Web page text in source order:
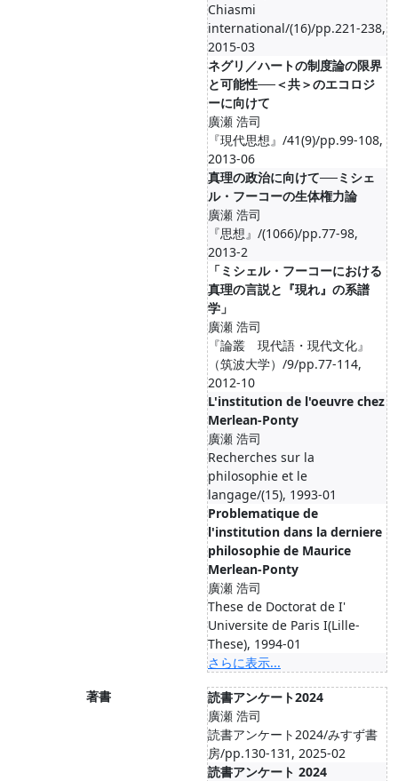
Chiasmi
international/(16)/pp.221-238,
2015-03
ネグリ／ハートの制度論の限界
と可能性──＜共＞のエコロジ
ーに向けて
廣瀬 浩司
『現代思想』/41(9)/pp.99-108,
2013-06
真理の政治に向けて──ミシェ
ル・フーコーの生体権力論
廣瀬 浩司
『思想』/(1066)/pp.77-98,
2013-2
「ミシェル・フーコーにおける
真理の言説と『現れ』の系譜
学」
廣瀬 浩司
『論叢 現代語・現代文化』
（筑波大学）/9/pp.77-114,
2012-10
L'institution de l'oeuvre chez
Merlean-Ponty
廣瀬 浩司
Recherches sur la
philosophie et le
langage/(15), 1993-01
Problematique de
l'institution dans la derniere
philosophie de Maurice
Merlean-Ponty
廣瀬 浩司
These de Doctorat de I'
Universite de Paris I(Lille-
These), 1994-01
さらに表示...
著書
読書アンケート2024
廣瀬 浩司
読書アンケート2024/みすず書
房/pp.130-131, 2025-02
読書アンケート 2024